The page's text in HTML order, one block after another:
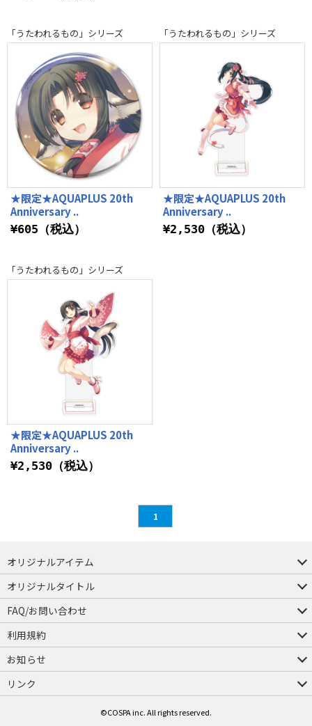
「うたわれるもの」シリーズ
★限定★AQUAPLUS 20th
Anniversary ..
¥605（税込）
「うたわれるもの」シリーズ
★限定★AQUAPLUS 20th
Anniversary ..
¥2,530（税込）
「うたわれるもの」シリーズ
★限定★AQUAPLUS 20th
Anniversary ..
¥2,530（税込）
1
オリジナルアイテム
つままれ
つかまれ
ピョコッテ
オリジナルタイトル
アイテムヤ
ミスカトニック大學購買部
FAQ/お問い合わせ
FAQ
お問い合わせ
利用規約
会員規約・ポイント規約
特定商取引法に関する表示
プライバシーポリシー
お知らせ
店舗情報
採用情報
発売日変更のお知らせ
販売代理店・取扱店募集
海外のご案内（English）
リンク
©COSPA inc. All rights reserved.